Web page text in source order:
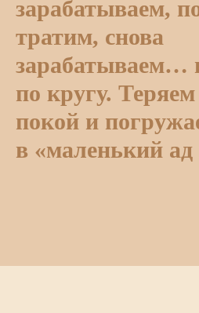
зарабатываем,
тратим, снова
зарабатываем…
по кругу.
покой и
в «маленький ад